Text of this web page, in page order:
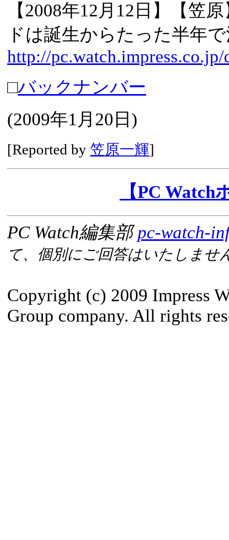
【2008年12月12日】【笠
ドは誕生からたった半年
http://
□バックナンバー
(2009年1月20日 )
[Reported by 笠原一輝]
【PC
PC Watch編集部pc-watch-
て、個別にご回答はいたしませ
Copyright (c) 2009 Impress
Group company. All rights